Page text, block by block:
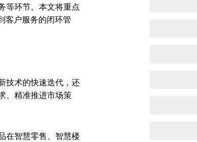
等环节。本文将重点
客户服务的闭环管
技术的快速迭代，还
、精准推进市场策
在智慧零售、智慧楼